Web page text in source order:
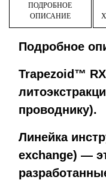
ПОДРОБНОЕ
ОПИСАНИЕ
Подробное
Trapezoid™
проводнику).
Линейка
exchange) —